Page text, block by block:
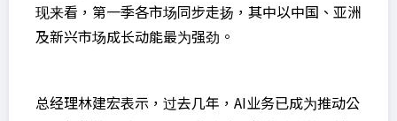
现来看，第一季各市场同步走扬，其中以中国、亚洲
及新兴市场成长动能最为强劲。
总经理林建宏表示，过去几年，AI业务已成为推动公